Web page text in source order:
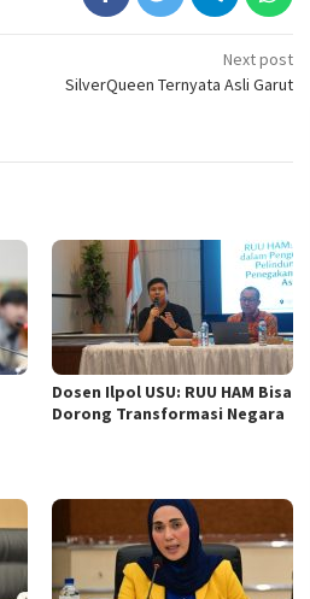
Next post
SilverQueen Ternyata Asli Garut
Dosen Ilpol USU: RUU HAM Bisa
Dorong Transformasi Negara